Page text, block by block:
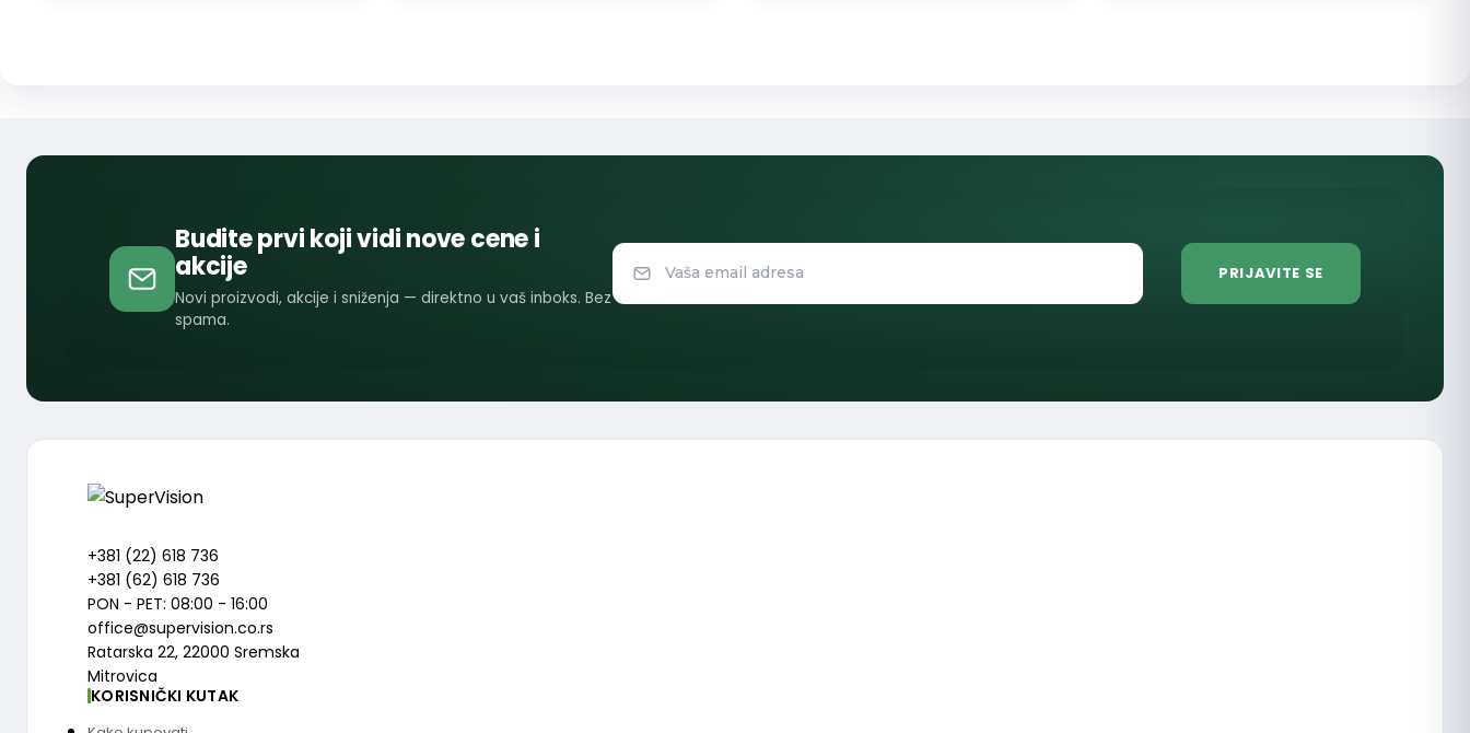
Budite prvi koji vidi nove cene i
akcije
Novi proizvodi, akcije i sniženja — direktno u vaš inboks. Bez
spama.
+381 (22) 618 736
+381 (62) 618 736
PON - PET: 08:00 - 16:00
office@supervision.co.rs
Ratarska 22, 22000 Sremska
Mitrovica
KORISNIČKI KUTAK